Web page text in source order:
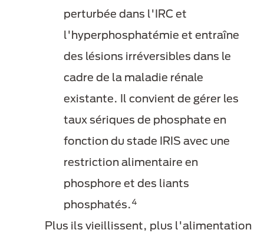
perturbée dans l'IRC et
l'hyperphosphatémie et entraîne
des lésions irréversibles dans le
cadre de la maladie rénale
existante. Il convient de gérer les
taux sériques de phosphate en
fonction du stade IRIS avec une
restriction alimentaire en
phosphore et des liants
phosphatés.4
Plus ils vieillissent, plus l'alimentation